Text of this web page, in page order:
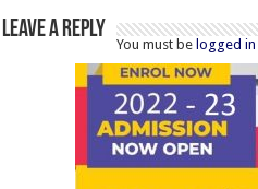
Leave a Reply
You must belogged in